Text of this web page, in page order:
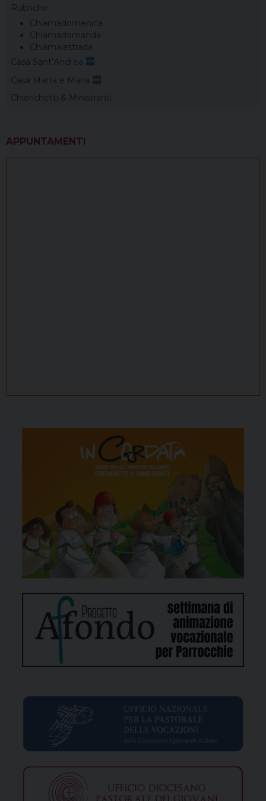
Rubriche
Chiamadomenica
Chiamadomanda
Chiamalastrada
Casa Sant’Andrea
Casa Marta e Maria
Chierichetti & Ministranti
APPUNTAMENTI